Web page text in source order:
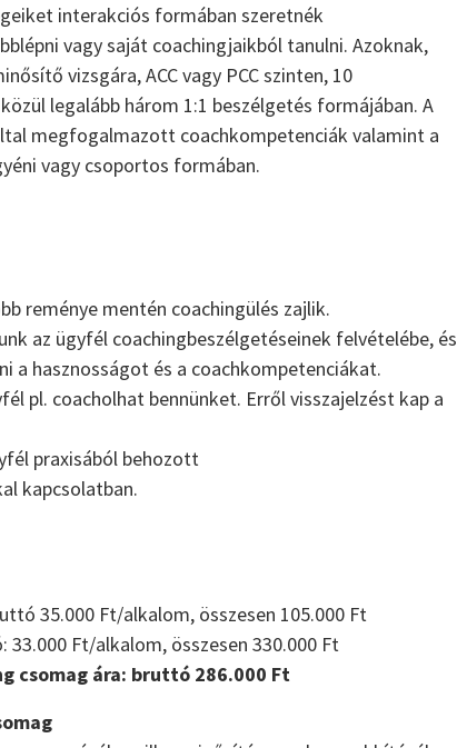
interakciós formában szeretnék
vagy saját coachingjaikból tanulni. Azoknak,
vizsgára, ACC vagy PCC szinten, 10
legalább három 1:1 beszélgetés formájában. A
megfogalmazott coachkompetenciák valamint a
vagy csoportos formában.
reménye mentén coachingülés zajlik.
az ügyfél coachingbeszélgetéseinek felvételébe, és
a hasznosságot és a coachkompetenciákat.
pl. coacholhat bennünket. Erről visszajelzést kap a
praxisából behozott
kapcsolatban.
35.000 Ft/alkalom, összesen 105.000 Ft
Ft/alkalom, összesen 330.000 Ft
csomag ára: bruttó 286.000 Ft